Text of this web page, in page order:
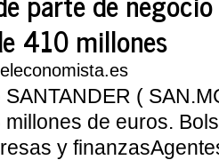
410 millones
(
de euros.
y